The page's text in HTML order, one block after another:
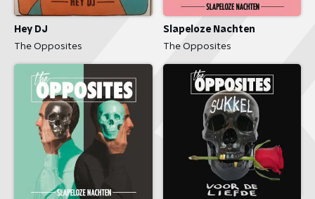
Hey DJ
The Opposites
Slapeloze Nachten
The Opposites